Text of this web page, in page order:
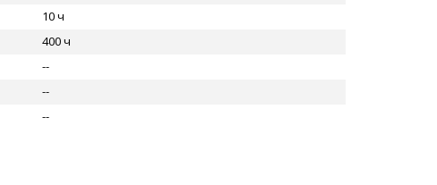
10 ч
400 ч
--
--
--